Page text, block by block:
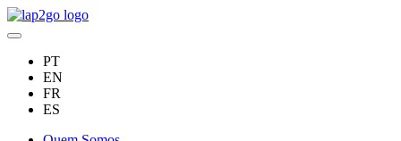
PT
EN
FR
ES